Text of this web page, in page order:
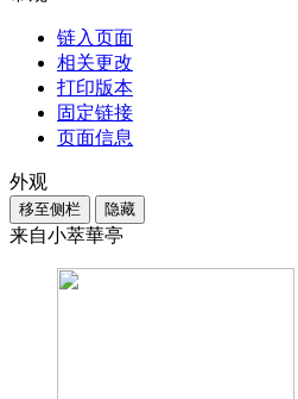
链入页面
相关更改
打印版本
固定链接
页面信息
外观
移至侧栏 隐藏
来自小萃華亭